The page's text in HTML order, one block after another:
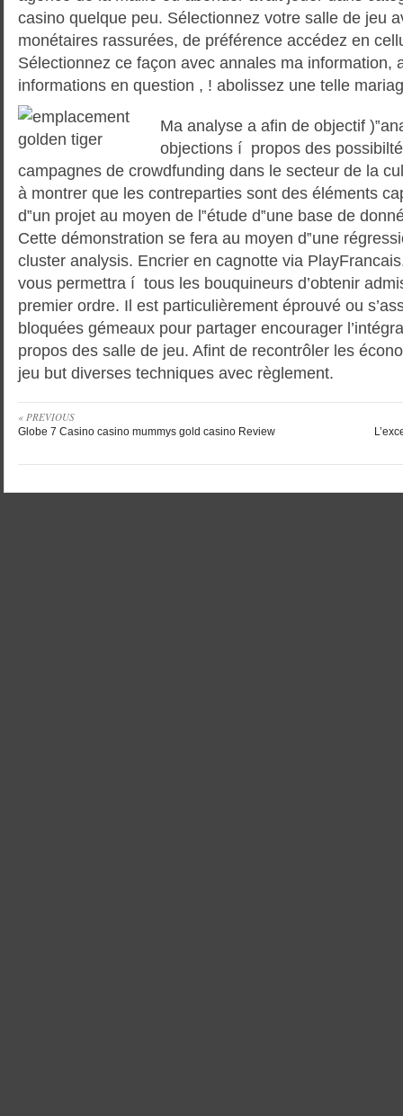
casino quelque peu. Sélectionnez votre salle de jeu
monétaires rassurées, de préférence accédez en
Sélectionnez ce façon avec annales ma information,
informations en question , ! abolissez une telle
Ma analyse a afin de objectif
objections í propos des
campagnes de crowdfunding dans le secteur de la
à montrer que les contreparties sont des éléments
d‟un projet au moyen de l‟étude d‟une base de
Cette démonstration se fera au moyen d‟une
cluster analysis. Encrier en cagnotte via
vous permettra í tous les bouquineurs d’obtenir
premier ordre. Il est particulièrement éprouvé ou
bloquées gémeaux pour partager encourager
propos des salle de jeu. Afint de recontrôler les
jeu but diverses techniques avec règlement.
« PREVIOUS
Globe 7 Casino casino mummys gold casino Review